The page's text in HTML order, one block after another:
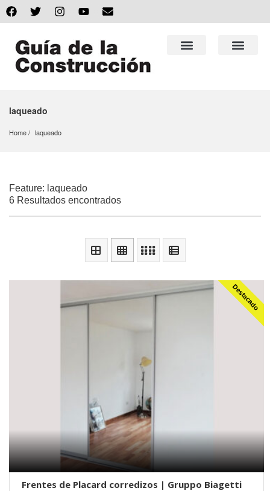
laqueado
Home laqueado
Feature: laqueado
6 Resultados encontrados
Destacado
Frentes de Placard corredizos | Gruppo Biagetti